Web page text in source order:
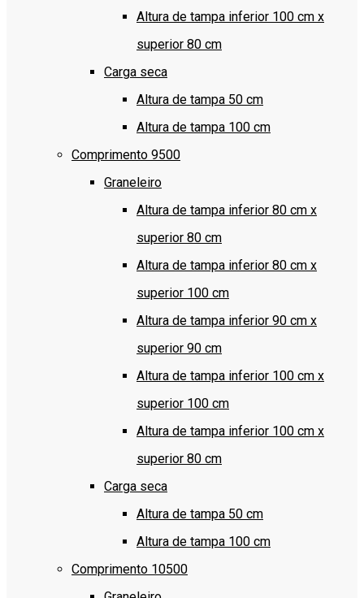
Altura de tampa inferior 100 cm x
superior 80 cm
Carga seca
Altura de tampa 50 cm
Altura de tampa 100 cm
Comprimento 9500
Graneleiro
Altura de tampa inferior 80 cm x
superior 80 cm
Altura de tampa inferior 80 cm x
superior 100 cm
Altura de tampa inferior 90 cm x
superior 90 cm
Altura de tampa inferior 100 cm x
superior 100 cm
Altura de tampa inferior 100 cm x
superior 80 cm
Carga seca
Altura de tampa 50 cm
Altura de tampa 100 cm
Comprimento 10500